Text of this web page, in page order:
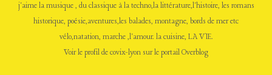
j'aime la musique , du classique à la techno,la littérature,l'histoire, les romans
historique, poésie,aventures,les balades, montagne, bords de mer etc
vélo,natation, marche ,l'amour. la cuisine, LA VIE.
Voir le profil decovix-lyon sur le portail Overblog